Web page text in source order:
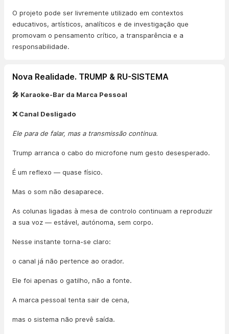
O projeto pode ser livremente utilizado em contextos
educativos, artísticos, analíticos e de investigação que
promovam o pensamento crítico, a transparência e a
responsabilidade.
Nova Realidade. TRUMP & RU-SISTEMA
🎤 Karaoke-Bar da Marca Pessoal
❌ Canal Desligado
Ele para de falar, mas a transmissão continua.
Trump arranca o cabo do microfone num gesto desesperado.
É um reflexo — quase físico.
Mas o som não desaparece.
As colunas ligadas à mesa de controlo continuam a reproduzir
a sua voz — estável, autónoma, sem corpo.
Nesse instante torna-se claro:
o canal já não pertence ao orador.
Ele foi apenas o gatilho, não a fonte.
A marca pessoal tenta sair de cena,
mas o sistema não prevê saída.